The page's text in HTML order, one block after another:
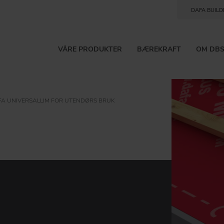
DAFA
VÅRE PRODUKTER BÆREKRAFT OM DBS
UNIVERSALLIM FOR UTENDØRS BRUK